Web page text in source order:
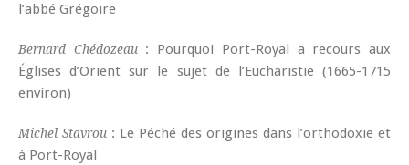
l’abbé Grégoire
Bernard Chédozeau: Pourquoi Port-Royal a recours aux
Églises d’Orient sur le sujet de l’Eucharistie (1665-1715
environ)
Michel Stavrou : Le Péché des origines dans l’orthodoxie et
à Port-Royal